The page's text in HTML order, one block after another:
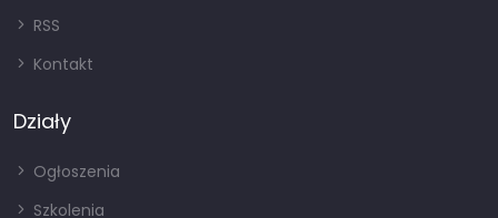
RSS
Kontakt
Działy
Ogłoszenia
Szkolenia